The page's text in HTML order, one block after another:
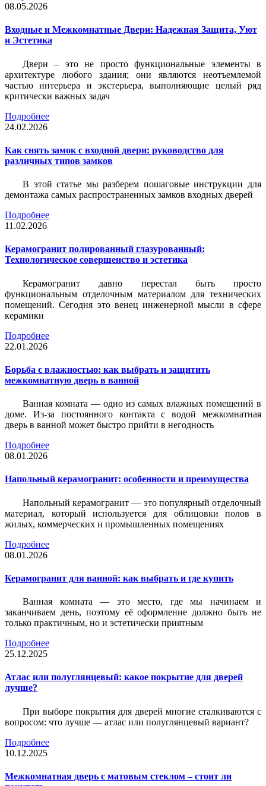
08.05.2026
Входные и Межкомнатные Двери: Надежная Защита, Уют
и Эстетика
Двери – это не просто функциональные элементы в
архитектуре любого здания; они являются неотъемлемой
частью интерьера и экстерьера, выполняющие целый ряд
критически важных задач
Подробнее
24.02.2026
Как снять замок с входной двери: руководство для
различных типов замков
В этой статье мы разберем пошаговые инструкции для
демонтажа самых распространенных замков входных дверей
Подробнее
11.02.2026
Керамогранит полированный глазурованный:
Технологическое совершенство и эстетика
Керамогранит давно перестал быть просто
функциональным отделочным материалом для технических
помещений. Сегодня это венец инженерной мысли в сфере
керамики
Подробнее
22.01.2026
Борьба с влажностью: как выбрать и защитить
межкомнатную дверь в ванной
Ванная комната — одно из самых влажных помещений в
доме. Из-за постоянного контакта с водой межкомнатная
дверь в ванной может быстро прийти в негодность
Подробнее
08.01.2026
Напольный керамогранит: особенности и преимущества
Напольный керамогранит — это популярный отделочный
материал, который используется для облицовки полов в
жилых, коммерческих и промышленных помещениях
Подробнее
08.01.2026
Керамогранит для ванной: как выбрать и где купить
Ванная комната — это место, где мы начинаем и
заканчиваем день, поэтому её оформление должно быть не
только практичным, но и эстетически приятным
Подробнее
25.12.2025
Атлас или полуглянцевый: какое покрытие для дверей
лучше?
При выборе покрытия для дверей многие сталкиваются с
вопросом: что лучше — атлас или полуглянцевый вариант?
Подробнее
10.12.2025
Межкомнатная дверь с матовым стеклом – стоит ли